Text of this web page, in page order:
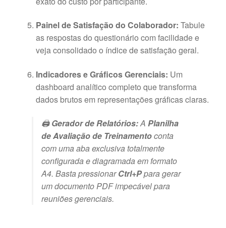
Painel de Satisfação do Colaborador: Tabule
as respostas do questionário com facilidade e
veja consolidado o índice de satisfação geral.
Indicadores e Gráficos Gerenciais: Um
dashboard analítico completo que transforma
dados brutos em representações gráficas claras.
🖨️Gerador de Relatórios:A Planilha
de Avaliação de Treinamentoconta
com uma aba exclusiva totalmente
configurada e diagramada em formato
A4. Basta pressionarCtrl+Ppara gerar
um documento PDF impecável para
reuniões gerenciais.